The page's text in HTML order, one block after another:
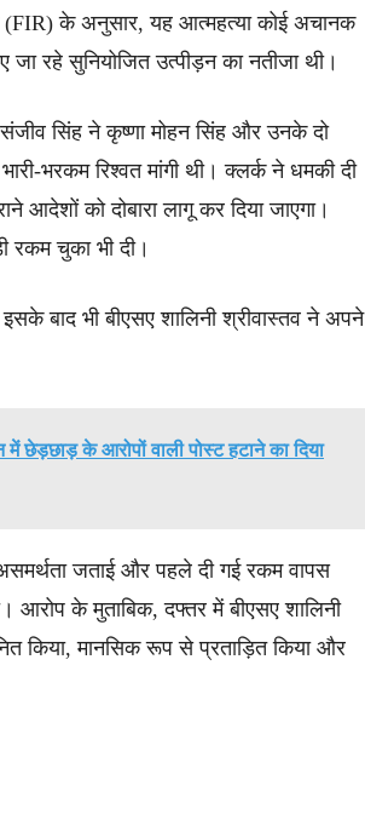
(FIR) के अनुसार, यह आत्महत्या कोई अचानक
जा रहे सुनियोजित उत्पीड़न का नतीजा थी।
संजीव सिंह ने कृष्णा मोहन सिंह और उनके दो
भरकम रिश्वत मांगी थी। क्लर्क ने धमकी दी
आदेशों को दोबारा लागू कर दिया जाएगा।
रकम चुका भी दी।
बाद भी बीएसए शालिनी श्रीवास्तव ने अपने
में छेड़छाड़ के आरोपों वाली पोस्ट हटाने का दिया
जताई और पहले दी गई रकम वापस
आरोप के मुताबिक, दफ्तर में बीएसए शालिनी
किया, मानसिक रूप से प्रताड़ित किया और